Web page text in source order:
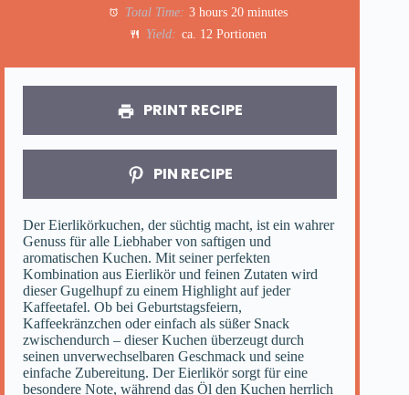
Total Time: 3 hours 20 minutes
Yield: ca. 12 Portionen
PRINT RECIPE
PIN RECIPE
Der Eierlikörkuchen, der süchtig macht, ist ein wahrer
Genuss für alle Liebhaber von saftigen und
aromatischen Kuchen. Mit seiner perfekten
Kombination aus Eierlikör und feinen Zutaten wird
dieser Gugelhupf zu einem Highlight auf jeder
Kaffeetafel. Ob bei Geburtstagsfeiern,
Kaffeekränzchen oder einfach als süßer Snack
zwischendurch – dieser Kuchen überzeugt durch
seinen unverwechselbaren Geschmack und seine
einfache Zubereitung. Der Eierlikör sorgt für eine
besondere Note, während das Öl den Kuchen herrlich